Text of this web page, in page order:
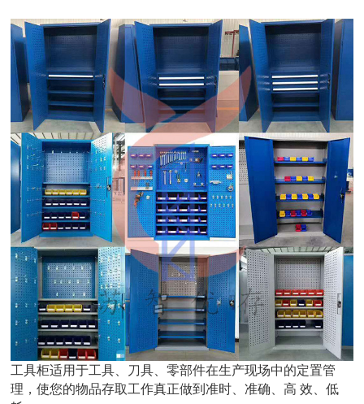
工具柜适用于工具、刀具、零部件在生产现场中的定置管
理，使您的物品存取工作真正做到准时、准确、高 效、低